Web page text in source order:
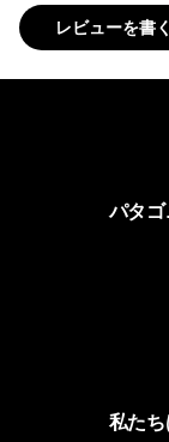
レビューを書く
パタゴ
私た